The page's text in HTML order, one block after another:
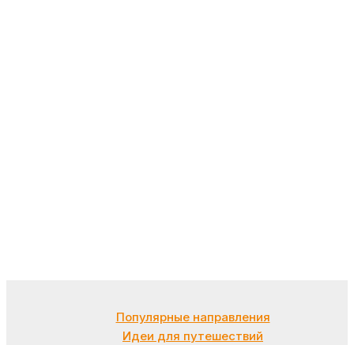
Популярные направления
Идеи для путешествий